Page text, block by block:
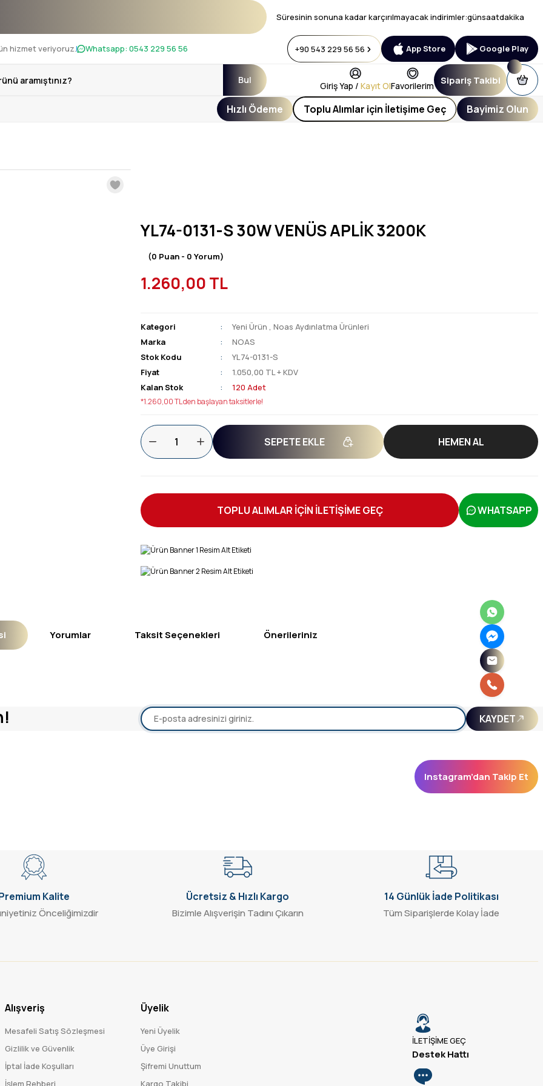
! Süresinin sonuna kadar karçırılmayacak indirimler:günsaatdakika
hizmet veriyoruz. Whatsapp: 0543 229 56 56 +90 543 229 56 56 App Store Google Play
Bul
Giriş Yap / Kayıt OlFavorilerim Sipariş Takibi
Hızlı Ödeme Toplu Alımlar için İletişime Geç Bayimiz Olun
YL74-0131-S 30W VENÜS APLİK 3200K
(0 Puan - 0 Yorum)
1.260,00 TL
Kategori Yeni Ürün ,Noas Aydınlatma Ürünleri
Marka
NOAS
Stok Kodu
YL74-0131-S
Fiyat
1.050,00 TL + KDV
Kalan Stok
120 Adet
*1.260,00 TL den başlayan taksitlerle!
SEPETE EKLE HEMEN AL
TOPLU ALIMLAR İÇİN İLETİŞİME GEÇ WHATSAPP
Yorumlar Taksit Seçenekleri Önerileriniz
Bu ürüne ilk yorumu siz yapın! KAYDET
Instagram’dan Takip Et
Kalite
Önceliğimizdir
Ücretsiz & Hızlı Kargo
Bizimle Alışverişin Tadını Çıkarın
14 Günlük İade Politikası
Tüm Siparişlerde Kolay İade
Alışveriş
Mesafeli Satış Sözleşmesi
Gizlilik ve Güvenlik
İptal İade Koşulları
İşlem Rehberi
Üyelik
Yeni Üyelik
Üye Girişi
Şifremi Unuttum
Kargo Takibi
İLETİŞİME GEÇ
Destek Hattı